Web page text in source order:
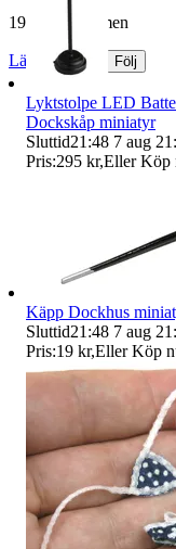
19 242 omdömen
Läs omdömen Följ
Lyktstolpe LED
Dockskåp miniatyr
Sluttid21:48 7 aug
Pris:295 kr,Eller Köp
Käpp Dockhus
Sluttid21:48 7 aug
Pris:19 kr,Eller Köp